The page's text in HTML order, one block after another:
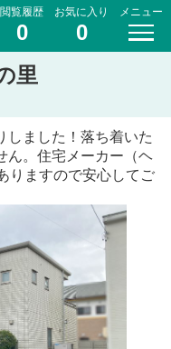
閲覧履歴
0
お気に入り
0
メニュー
里
しました！落ち着いた
ん。住宅メーカー（ヘ
りますので安心してご